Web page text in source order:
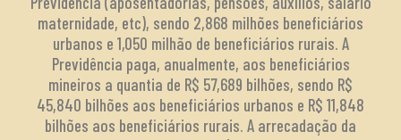
maternidade, etc), sendo 2,868 milhões beneficiários
urbanos e 1,050 milhão de beneficiários rurais. A
Previdência paga, anualmente, aos beneficiários
mineiros a quantia de R$ 57,689 bilhões, sendo R$
45,840 bilhões aos beneficiários urbanos e R$ 11,848
bilhões aos beneficiários rurais. A arrecadação da